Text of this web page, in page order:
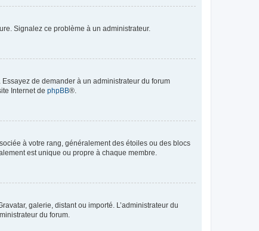
Signalez ce problème à un administrateur.
de demander à un administrateur du forum
Internet de phpBB®.
à votre rang, généralement des étoiles ou des blocs
est unique ou propre à chaque membre.
galerie, distant ou importé. L’administrateur du
du forum.